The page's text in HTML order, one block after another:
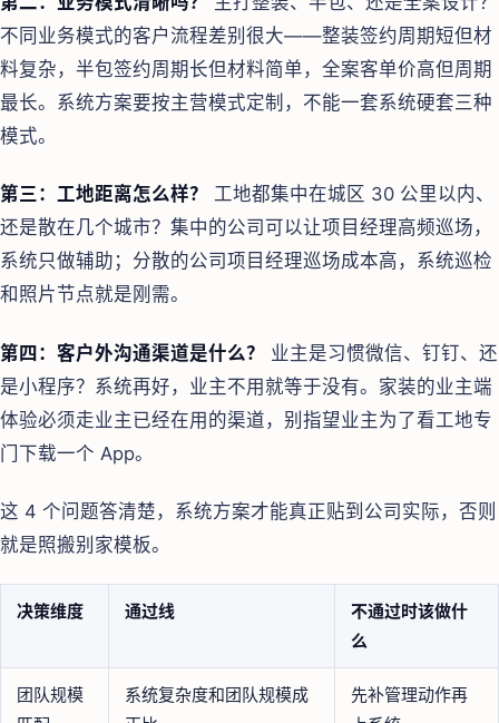
不同业务模式的客户流程差别很大——整装签约周期短但材
料复杂，半包签约周期长但材料简单，全案客单价高但周期
最长。系统方案要按主营模式定制，不能一套系统硬套三种
模式。
第三：工地距离怎么样？
工地都集中在城区 30 公里以内、
还是散在几个城市？集中的公司可以让项目经理高频巡场，
系统只做辅助；分散的公司项目经理巡场成本高，系统巡检
和照片节点就是刚需。
第四：客户外沟通渠道是什么？
业主是习惯微信、钉钉、还
是小程序？系统再好，业主不用就等于没有。家装的业主端
体验必须走业主已经在用的渠道，别指望业主为了看工地专
门下载一个 App。
这 4 个问题答清楚，系统方案才能真正贴到公司实际，否则
就是照搬别家模板。
决策维度 通过线
不通过时该做什
么
团队规模
系统复杂度和团队规模成
先补管理动作再